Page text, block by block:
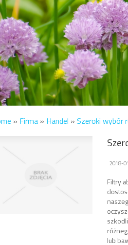
» Firma » Handel » Szeroki wybór
2018-
Filtry
lub